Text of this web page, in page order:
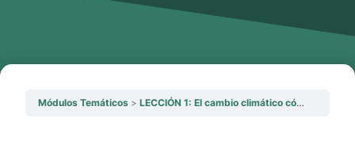
Módulos Temáticos LECCIÓN 1: El cambio climático cómo fenómeno global